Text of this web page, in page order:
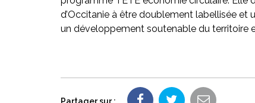
d’Occitanie à être doublement labellisée et
un développement soutenable du territoire